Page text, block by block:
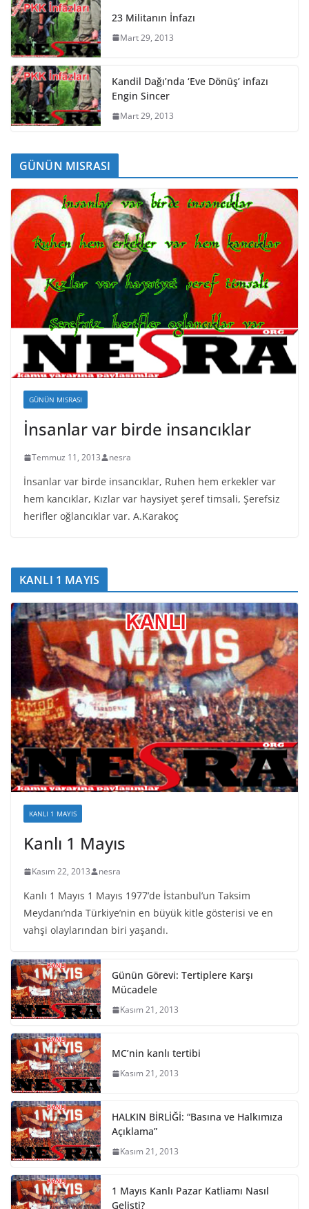
23 Militanın İnfazı
Mart 29, 2013
Kandil Dağı’nda ‘Eve Dönüş’ infazı
Engin Sincer
Mart 29, 2013
GÜNÜN MISRASI
GÜNÜN MISRASI
İnsanlar var birde insancıklar
Temmuz 11, 2013 nesra
İnsanlar var birde insancıklar, Ruhen hem erkekler var
hem kancıklar, Kızlar var haysiyet şeref timsali, Şerefsiz
herifler oğlancıklar var. A.Karakoç
KANLI 1 MAYIS
KANLI 1 MAYIS
Kanlı 1 Mayıs
Kasım 22, 2013 nesra
Kanlı 1 Mayıs 1 Mayıs 1977’de İstanbul’un Taksim
Meydanı’nda Türkiye’nin en büyük kitle gösterisi ve en
vahşi olaylarından biri yaşandı.
Günün Görevi: Tertiplere Karşı
Mücadele
Kasım 21, 2013
MC’nin kanlı tertibi
Kasım 21, 2013
HALKIN BİRLİĞİ: “Basına ve Halkımıza
Açıklama”
Kasım 21, 2013
1 Mayıs Kanlı Pazar Katliamı Nasıl
Gelişti?